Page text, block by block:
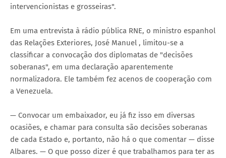
intervencionistas e grosseiras".
Em uma entrevista à rádio pública RNE, o ministro espanhol
das Relações Exteriores, José Manuel , limitou-se a
classificar a convocação dos diplomatas de "decisões
soberanas", em uma declaração aparentemente
normalizadora. Ele também fez acenos de cooperação com
a Venezuela.
— Convocar um embaixador, eu já fiz isso em diversas
ocasiões, e chamar para consulta são decisões soberanas
de cada Estado e, portanto, não há o que comentar — disse
Albares. — O que posso dizer é que trabalhamos para ter as